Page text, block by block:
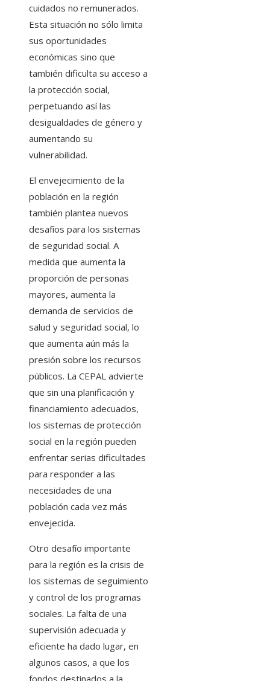
cuidados no remunerados.
Esta situación no sólo limita
sus oportunidades
económicas sino que
también dificulta su acceso a
la protección social,
perpetuando así las
desigualdades de género y
aumentando su
vulnerabilidad.
El envejecimiento de la
población en la región
también plantea nuevos
desafíos para los sistemas
de seguridad social. A
medida que aumenta la
proporción de personas
mayores, aumenta la
demanda de servicios de
salud y seguridad social, lo
que aumenta aún más la
presión sobre los recursos
públicos. La CEPAL advierte
que sin una planificación y
financiamiento adecuados,
los sistemas de protección
social en la región pueden
enfrentar serias dificultades
para responder a las
necesidades de una
población cada vez más
envejecida.
Otro desafío importante
para la región es la crisis de
los sistemas de seguimiento
y control de los programas
sociales. La falta de una
supervisión adecuada y
eficiente ha dado lugar, en
algunos casos, a que los